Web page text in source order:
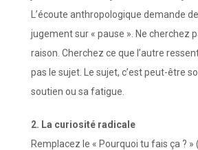
L’écoute anthropologique demande
jugement sur « pause ». Ne cherchez
raison. Cherchez ce que l’autre
pas le sujet. Le sujet, c’est peut-être
soutien ou sa fatigue.
2. La curiosité radicale
Remplacez le « Pourquoi tu fais ça ?